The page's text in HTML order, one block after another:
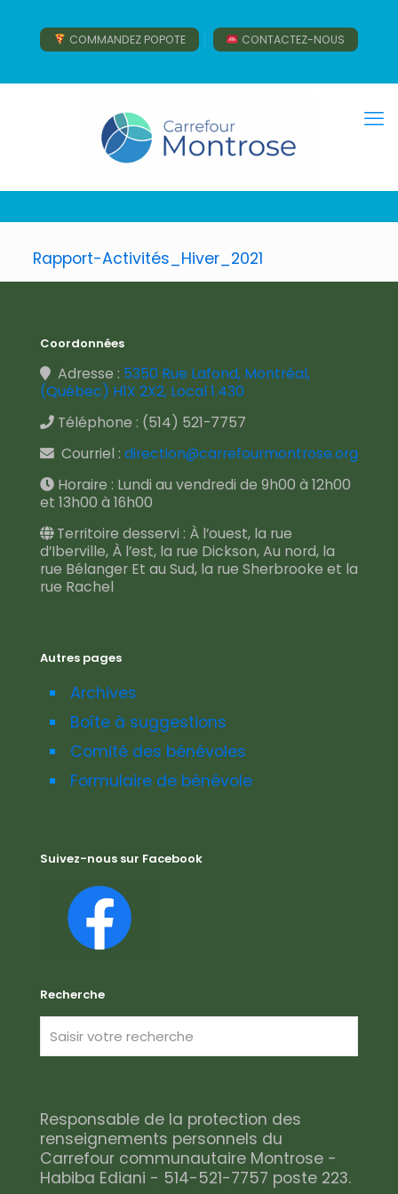
COMMANDEZ POPOTE CONTACTEZ-NOUS
Rapport-Activités_Hiver_2021
Coordonnées
Adresse : 5350 Rue Lafond, Montréal,
(Québec) H1X 2X2, Local 1.430
Téléphone : (514) 521-7757
Courriel : direction@carrefourmontrose.org
Horaire : Lundi au vendredi de 9h00 à 12h00
et 13h00 à 16h00
Territoire desservi : À l’ouest, la rue
d’Iberville, À l’est, la rue Dickson, Au nord, la
rue Bélanger Et au Sud, la rue Sherbrooke et la
rue Rachel
Autres pages
Archives
Boîte à suggestions
Comité des bénévoles
Formulaire de bénévole
Suivez-nous sur Facebook
Recherche
Responsable de la protection des
renseignements personnels du
Carrefour communautaire Montrose -
Habiba Ediani - 514-521-7757 poste 223.